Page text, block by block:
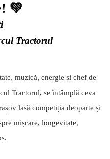
💚
Tractorul
muzică, energie și chef de
Tractorul, se întâmplă ceva
lasă competiția deoparte și
mișcare, longevitate,